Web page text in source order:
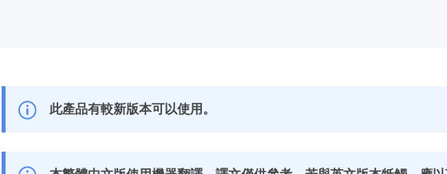
此產品有較新版本可以使用。